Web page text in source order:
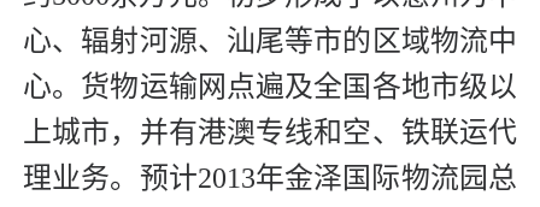
心、辐射河源、汕尾等市的区域物流中
心。货物运输网点遍及全国各地市级以
上城市，并有港澳专线和空、铁联运代
理业务。预计2013年金泽国际物流园总